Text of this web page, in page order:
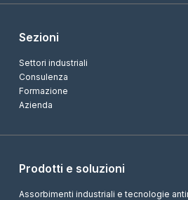
Sezioni
Settori industriali
Consulenza
Formazione
Azienda
Prodotti e soluzioni
Assorbimenti industriali e tecnologie